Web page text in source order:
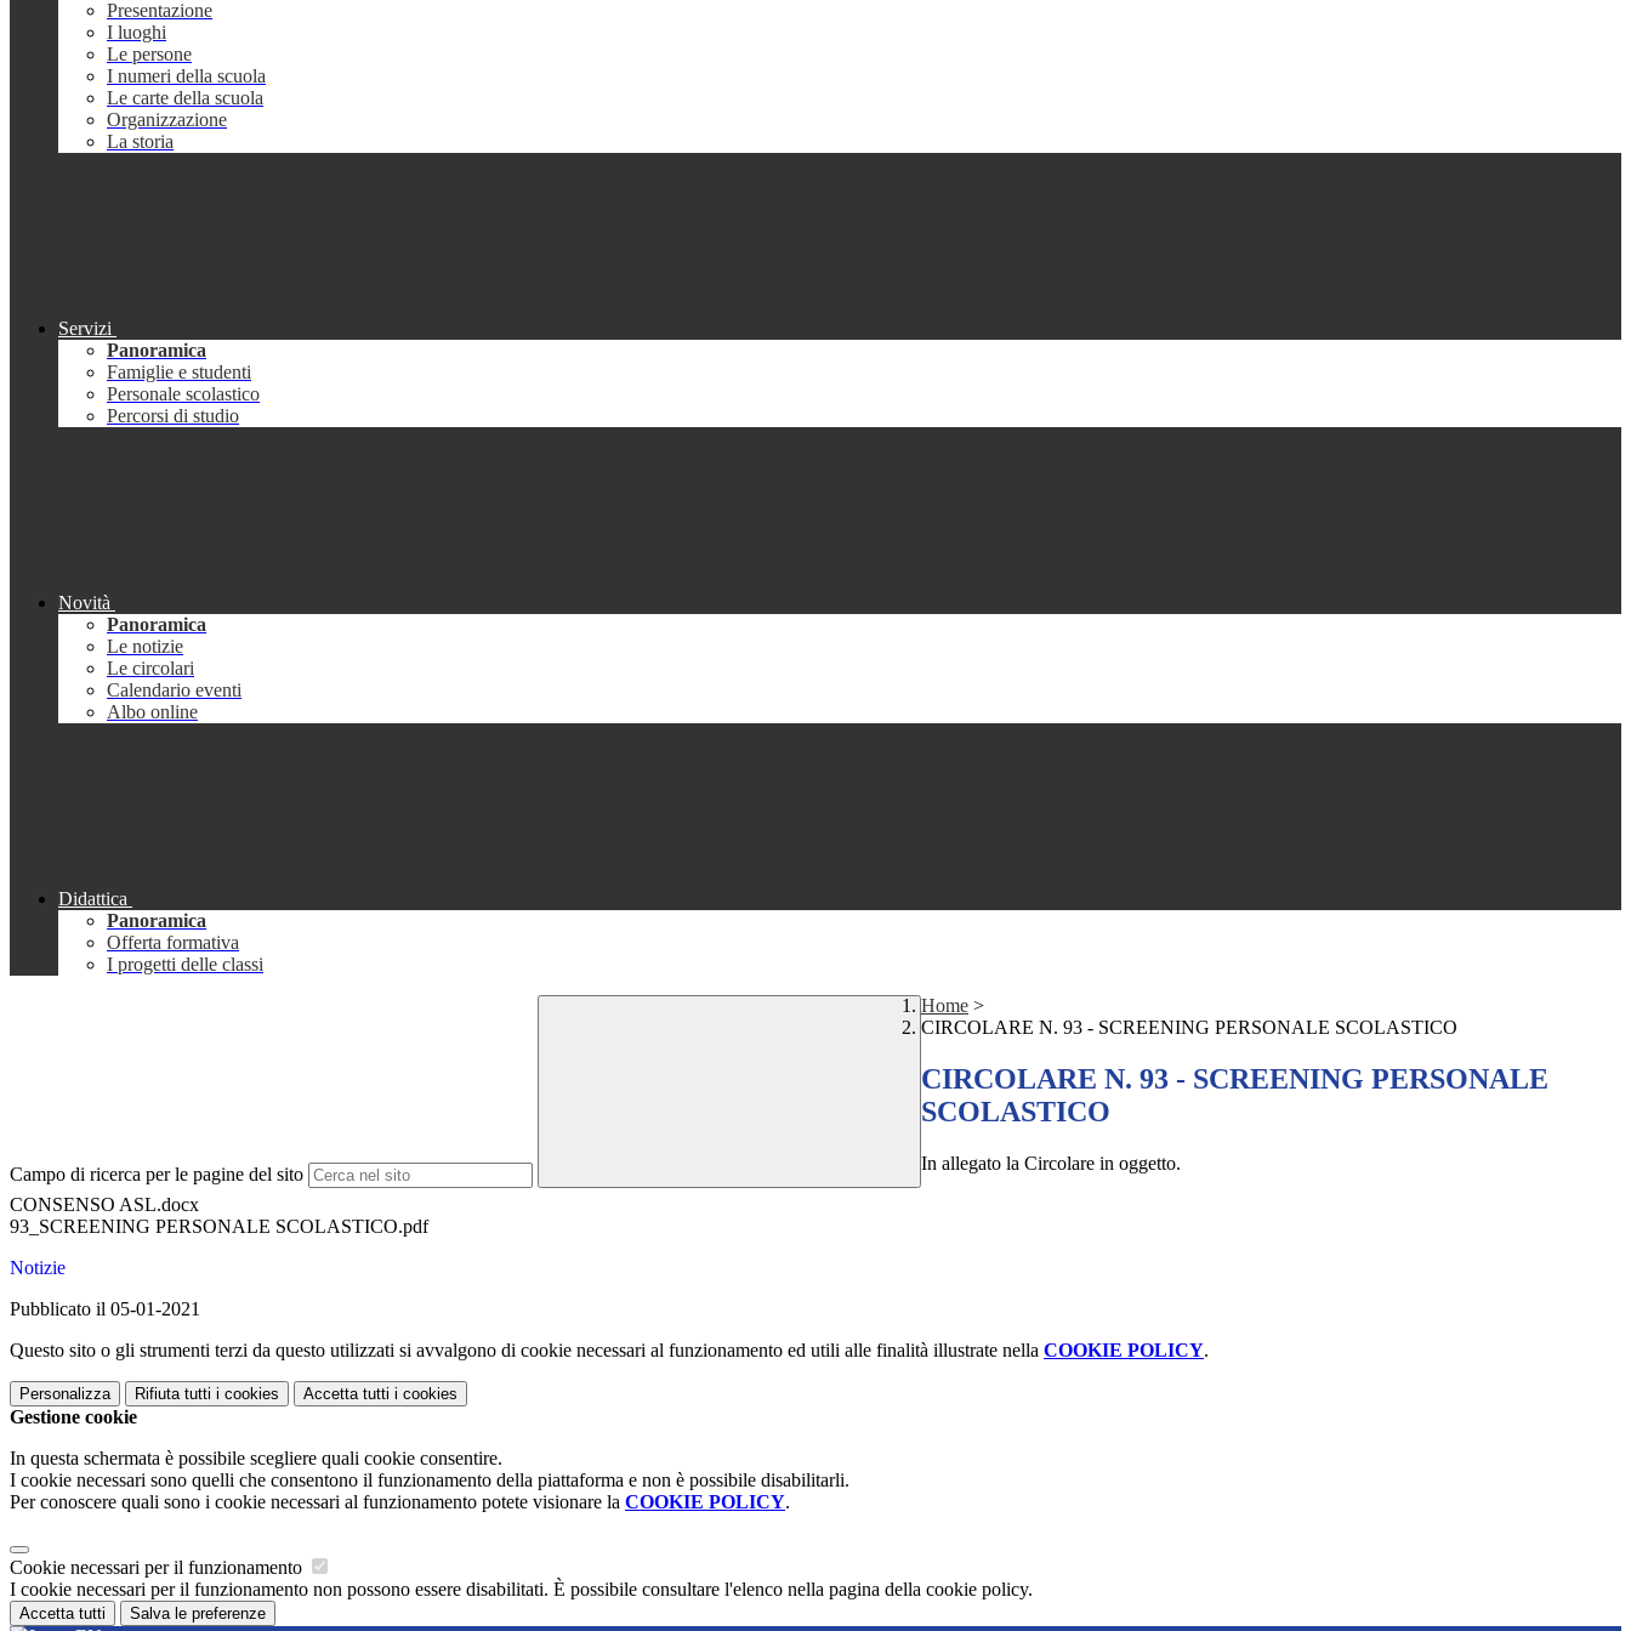
Presentazione
I luoghi
Le persone
I numeri della scuola
Le carte della scuola
Organizzazione
La storia
Servizi
Panoramica
Famiglie e studenti
Personale scolastico
Percorsi di studio
Novità
Panoramica
Le notizie
Le circolari
Calendario eventi
Albo online
Didattica
Panoramica
Offerta formativa
I progetti delle classi
Campo di ricerca per le pagine del sito
Home >
CIRCOLARE N. 93 - SCREENING PERSONALE SCOLASTICO
CIRCOLARE N. 93 - SCREENING PERSONALE
SCOLASTICO
In allegato la Circolare in oggetto.
CONSENSO ASL.docx
93_SCREENING PERSONALE SCOLASTICO.pdf
Notizie
Pubblicato il 05-01-2021
Questo sito o gli strumenti terzi da questo utilizzati si avvalgono di cookie necessari al funzionamento ed utili alle finalità illustrate nella COOKIE POLICY.
Personalizza Rifiuta tutti i cookies Accetta tutti i cookies
Gestione cookie
In questa schermata è possibile scegliere quali cookie consentire.
I cookie necessari sono quelli che consentono il funzionamento della piattaforma e non è possibile disabilitarli.
Per conoscere quali sono i cookie necessari al funzionamento potete visionare la COOKIE POLICY.
Cookie necessari per il funzionamento
I cookie necessari per il funzionamento non possono essere disabilitati. È possibile consultare l'elenco nella pagina della cookie policy.
Accetta tutti Salva le preferenze